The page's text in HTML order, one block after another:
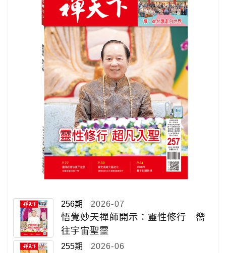
256期 2026-07
悟覺妙天禪師開示：靈性修行 嚮
往宇宙聖靈
255期 2026-06